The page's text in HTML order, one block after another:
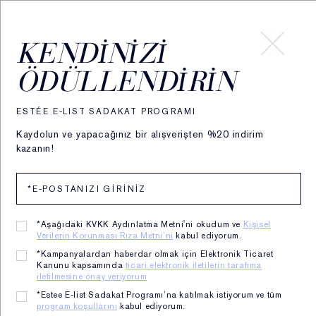
KIRIŞIKLIK & YAŞLANMA
KARŞITI
KENDINIZI
ÖDÜLLENDIRIN
ESTÉE E-LIST SADAKAT PROGRAMI
Kaydolun ve yapacağınız bir alışverişten %20 indirim
kazanın!
*Aşağıdaki KVKK Aydınlatma Metni'ni okudum ve Kişisel
Verilerin Korunması Rıza Metni’ni kabul ediyorum.
*Kampanyalardan haberdar olmak için Elektronik Ticaret
Kanunu kapsamında ticari elektronik iletilerin tarafıma
iletilmesine onay veriyorum
*Estee E-list Sadakat Programı’na katılmak istiyorum ve tüm
program koşullarını kabul ediyorum.